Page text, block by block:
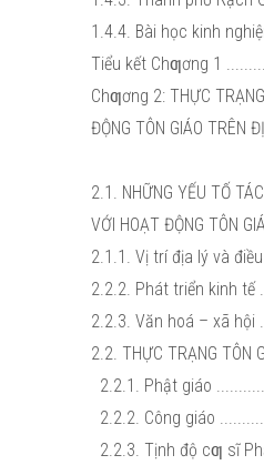
1.4.4. Bài học kinh
Tiểu kết Chƣơng 1
Chƣơng 2: THỰC
ĐỘNG TÔN GIÁO TRÊN
2.1. NHỮNG YẾU TỐ
VỚI HOẠT ĐỘNG TÔN
2.1.1. Vị trí địa lý và
2.2.2. Phát triển kinh tế
2.2.3. Văn hoá – xã hội
2.2. THỰC TRẠNG TÔN
2.2.1. Phật giáo
2.2.2. Công giáo
2.2.3. Tịnh độ cƣ sĩ